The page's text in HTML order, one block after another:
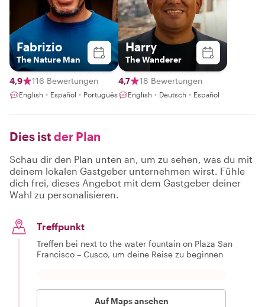
Fabrizio
The Nature Man
4,9 116 Bewertungen
English・Español・Português
Harry
The Wanderer
4,7 18 Bewertungen
English・Deutsch・Español
Dies ist der Plan
Schau dir den Plan unten an, um zu sehen, was du mit
deinem lokalen Gastgeber unternehmen wirst. Fühle
dich frei, dieses Angebot mit dem Gastgeber deiner
Wahl zu personalisieren.
Treffpunkt
Treffen bei next to the water fountain on Plaza San
Francisco – Cusco, um deine Reise zu beginnen
Auf Maps ansehen